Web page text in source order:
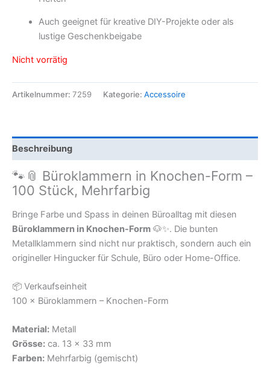
Auch geeignet für kreative DIY-Projekte oder als
lustige Geschenkbeigabe
Nicht vorrätig
Artikelnummer: 7259 Kategorie: Accessoire
Beschreibung
🐾📎 Büroklammern in Knochen-Form –
100 Stück, Mehrfarbig
Bringe Farbe und Spass in deinen Büroalltag mit diesen
Büroklammern in Knochen-Form 🐶✨. Die bunten
Metallklammern sind nicht nur praktisch, sondern auch ein
origineller Hingucker für Schule, Büro oder Home-Office.
📦 Verkaufseinheit
100 × Büroklammern – Knochen-Form
Material: Metall
Grösse: ca. 13 × 33 mm
Farben: Mehrfarbig (gemischt)